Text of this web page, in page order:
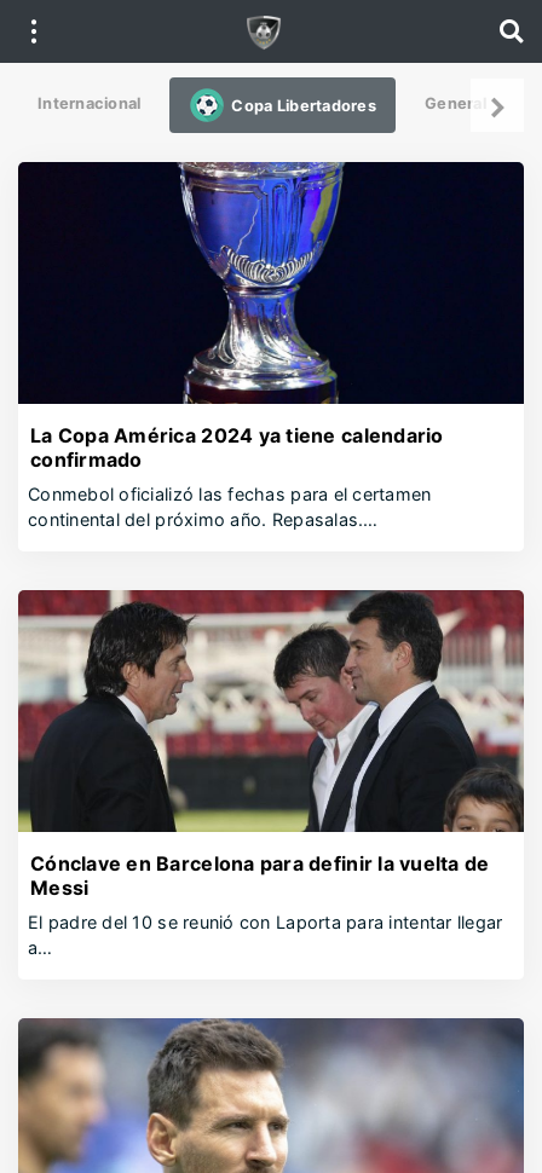
Internacional Copa Libertadores General
La Copa América 2024 ya tiene calendario
confirmado
Conmebol oficializó las fechas para el certamen
continental del próximo año. Repasalas.…
Cónclave en Barcelona para definir la vuelta de
Messi
El padre del 10 se reunió con Laporta para intentar llegar
a…